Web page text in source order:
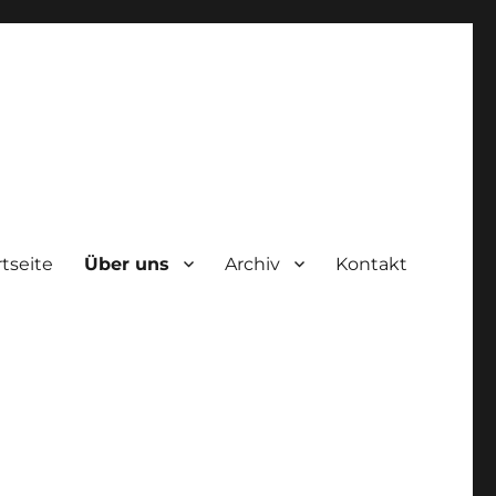
Über uns Archiv Kontakt